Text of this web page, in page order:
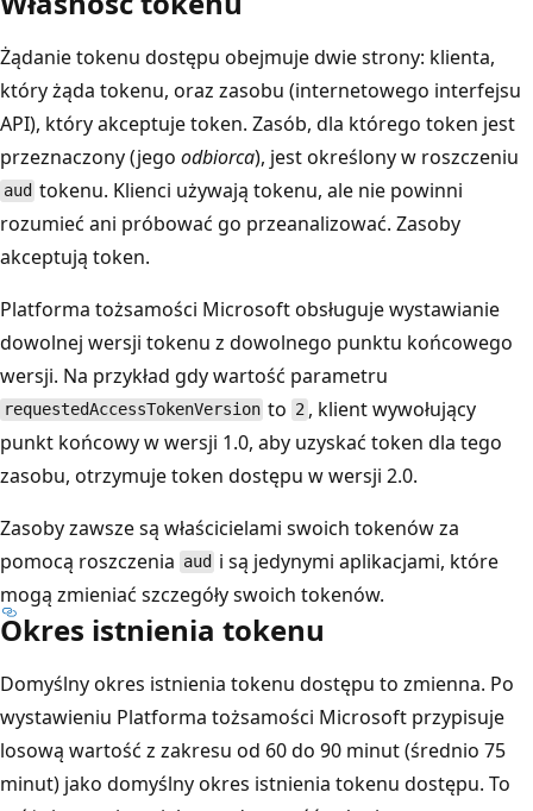
Żądanie tokenu dostępu obejmuje dwie strony: klienta,
który żąda tokenu, oraz zasobu (internetowego interfejsu
API), który akceptuje token. Zasób, dla którego token jest
przeznaczony (jego odbiorca), jest określony w roszczeniu
aud tokenu. Klienci używają tokenu, ale nie powinni
rozumieć ani próbować go przeanalizować. Zasoby
akceptują token.
Platforma tożsamości Microsoft obsługuje wystawianie
dowolnej wersji tokenu z dowolnego punktu końcowego
wersji. Na przykład gdy wartość parametru
requestedAccessTokenVersion to 2, klient wywołujący
punkt końcowy w wersji 1.0, aby uzyskać token dla tego
zasobu, otrzymuje token dostępu w wersji 2.0.
Zasoby zawsze są właścicielami swoich tokenów za
pomocą roszczenia aud i są jedynymi aplikacjami, które
mogą zmieniać szczegóły swoich tokenów.
Okres istnienia tokenu
Domyślny okres istnienia tokenu dostępu to zmienna. Po
wystawieniu Platforma tożsamości Microsoft przypisuje
losową wartość z zakresu od 60 do 90 minut (średnio 75
minut) jako domyślny okres istnienia tokenu dostępu. To